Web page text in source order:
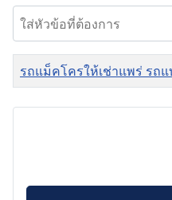
ใส่หัวข้อที่ต้องการ
ชื่อ
รถแม็คโครให้เช่าแพร่ รถ